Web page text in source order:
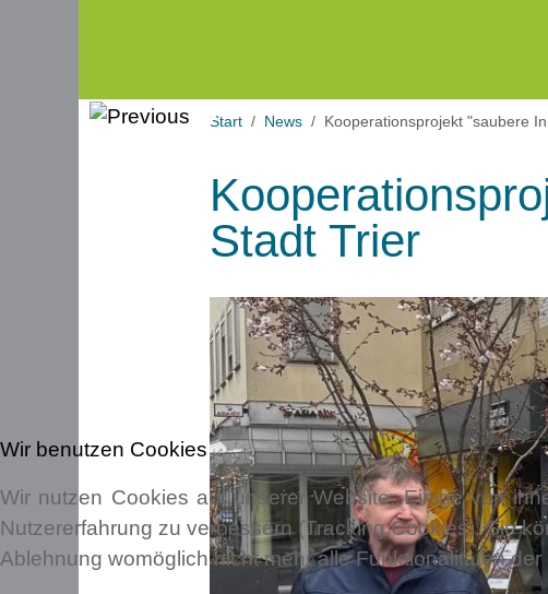
Start News Kooperationsprojekt "saubere
Stadt Trier
Wir benutzen Cookies
Wir nutzen Cookies auf unserer Website. Einige von
Nutzererfahrung zu verbessern (Tracking Cookies). Sie
Ablehnung womöglich nicht mehr alle Funktionalitäten